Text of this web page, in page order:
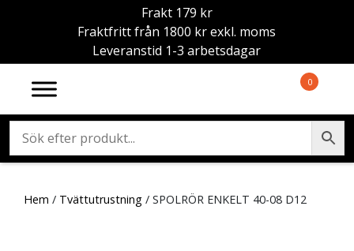
Frakt 179 kr
Fraktfritt från 1800 kr exkl. moms
Leveranstid 1-3 arbetsdagar
0
Hem / Tvättutrustning/ SPOLRÖR ENKELT 40-08 D12